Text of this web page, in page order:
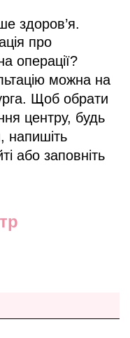
здоров’я.
про
операції?
можна на
Щоб обрати
центру, будь
напишіть
або заповніть